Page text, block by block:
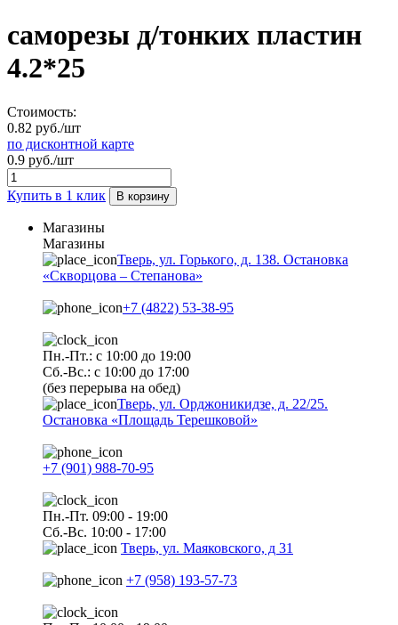
саморезы д/тонких пластин
4.2*25
Стоимость:
0.82 руб./шт
по дисконтной карте
0.9 руб./шт
Купить в 1 клик В корзину
Магазины
Магазины
Тверь, ул. Горького, д. 138. Остановка
«Скворцова – Степанова»
+7 (4822) 53-38-95
Пн.-Пт.: с 10:00 до 19:00
Сб.-Вс.: с 10:00 до 17:00
(без перерыва на обед)
Тверь, ул. Орджоникидзе, д. 22/25.
Остановка «Площадь Терешковой»
+7 (901) 988-70-95
Пн.-Пт. 09:00 - 19:00
Сб.-Вс. 10:00 - 17:00
Тверь, ул. Маяковского, д 31
+7 (958) 193-57-73